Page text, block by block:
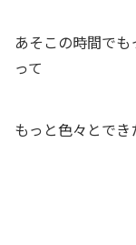
あそこの時間で
って
もっと色々とでき